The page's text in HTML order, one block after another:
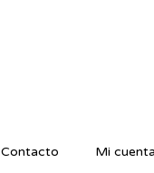
Contacto Mi cuenta